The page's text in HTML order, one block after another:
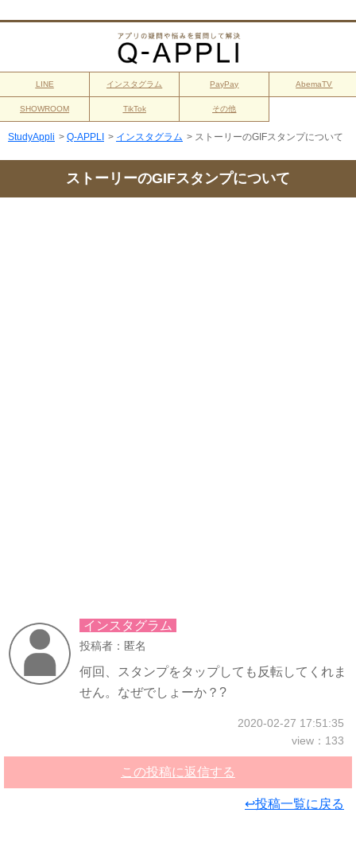
LINE インスタグラム PayPay AbemaTV
SHOWROOM TikTok その他
StudyAppli > Q-APPLI > インスタグラム > ストーリーのGIFスタンプについて
ストーリーのGIFスタンプについて
インスタグラム
投稿者：匿名
何回、スタンプをタップしても反転してくれま
せん。なぜでしょーか？?
2020-02-27 17:51:35
view：133
この投稿に返信する
↩投稿一覧に戻る